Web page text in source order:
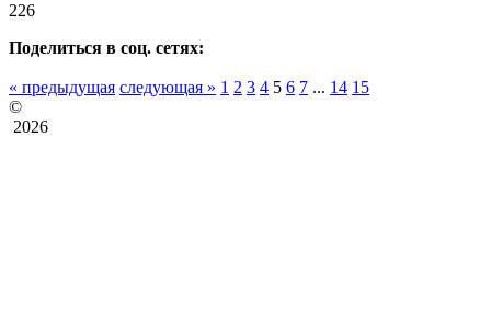
226
Поделиться в соц. сетях:
« предыдущая следующая » 1 2 3 4 5 6 7 ... 14 15
©
2026